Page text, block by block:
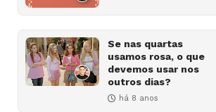
Se nas quartas
usamos rosa, o que
devemos usar nos
outros dias?
há 8 anos